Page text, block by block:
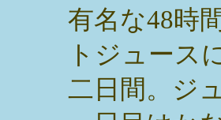
有名な48時
トジュース
二日間。ジ